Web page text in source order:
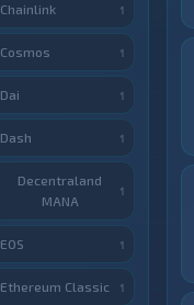
Chainlink 1
Cosmos 1
Dai 1
Dash 1
Decentraland
MANA
1
EOS 1
Ethereum Classic 1